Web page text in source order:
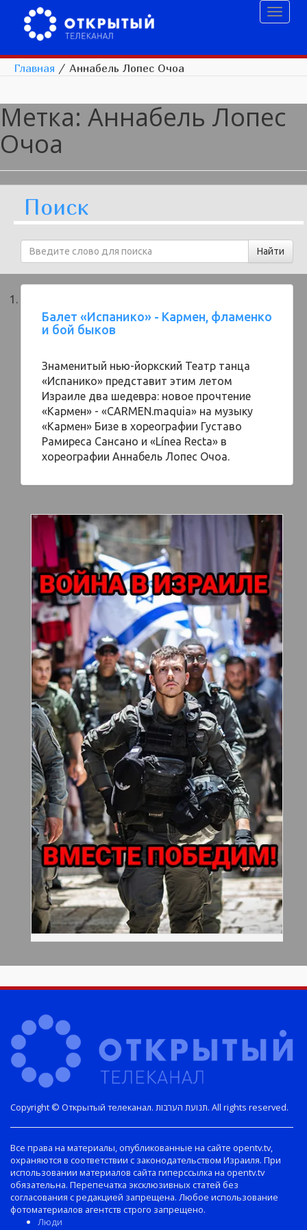
Главная / Аннабель Лопес Очоа
Метка: Аннабель Лопес
Очоа
Поиск
Балет «Испанико» - Кармен, фламенко
и бой быков
Знаменитый нью-йоркский Театр танца
«Испанико» представит этим летом
Израиле два шедевра: новое прочтение
«Кармен» - «CARMEN.maquia» на музыку
«Кармен» Бизе в хореографии Густаво
Рамиреса Сансано и «Línea Recta» в
хореографии Аннабель Лопес Очоа.
Copyright © Открытый телеканал. תנועת הערבות. All rights reserved.
Все права на материалы, опубликованные на сайте opentv.tv,
охраняются в соответствии с законодательством Израиля. При
использовании материалов сайта гиперссылка на opentv.tv
обязательна. Перепечатка эксклюзивных статей без
согласования с редакцией запрещена. Любое использование
фотоматериалов агентств строго запрещено.
Люди